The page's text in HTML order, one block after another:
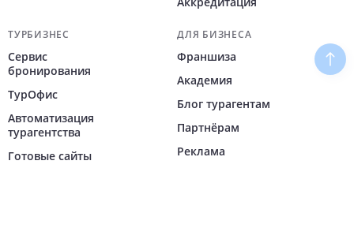
ТУРБИЗНЕС
Сервис
бронирования
ТурОфис
Автоматизация
турагентства
Готовые сайты
ДЛЯ БИЗНЕСА
Франшиза
Академия
Блог турагентам
Партнёрам
Реклама